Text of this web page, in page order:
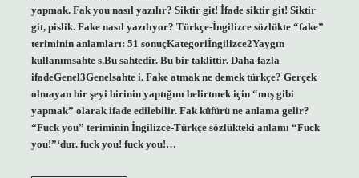
yapmak. Fak you nasıl yazılır? Siktir git! İfade siktir git! Siktir
git, pislik. Fake nasıl yazılıyor? Türkçe-İngilizce sözlükte “fake”
teriminin anlamları: 51 sonuçKategoriİngilizce2Yaygın
kullanımsahte s.Bu sahtedir. Bu bir taklittir. Daha fazla
ifadeGenel3Genelsahte i. Fake atmak ne demek türkçe? Gerçek
olmayan bir şeyi birinin yaptığını belirtmek için “mış gibi
yapmak” olarak ifade edilebilir. Fak küfürü ne anlama gelir?
“Fuck you” teriminin İngilizce-Türkçe sözlükteki anlamı “Fuck
you!”‘dur. fuck you! fuck you!…